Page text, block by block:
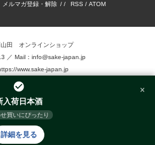
×
入荷日本酒
買いにぴったり
詳細を見る
メルマガ登録・解除 / / RSS / ATOM
山田 オンラインショップ
／ Mail：info@sake-japan.jp
www.sake-japan.jp
、法律で禁じられています。
を確認 できない場合、お酒を販売致しません。
Yamada Inc. Allrights reserved.